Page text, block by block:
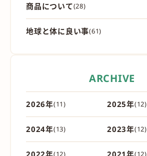
商品について(28)
地球と体に良い事(61)
ARCHIVE
2026年(11) 2025年(12)
2024年(13) 2023年(12)
2022年(12) 2021年(12)